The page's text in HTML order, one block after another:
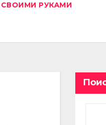
РУКАМИ